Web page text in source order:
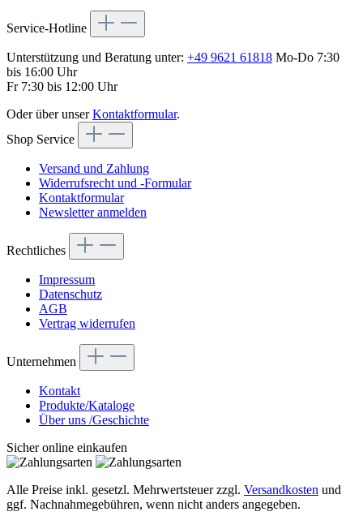
Service-Hotline
Unterstützung und Beratung unter: +49 9621 61818 Mo-Do 7:30
bis 16:00 Uhr
Fr 7:30 bis 12:00 Uhr
Oder über unserKontaktformular.
Shop Service
Versand und Zahlung
Widerrufsrecht und -Formular
Kontaktformular
Newsletter anmelden
Rechtliches
Impressum
Datenschutz
AGB
Vertrag widerrufen
Unternehmen
Kontakt
Produkte/Kataloge
Über uns /Geschichte
Sicher online einkaufen
Alle Preise inkl. gesetzl. Mehrwertsteuer zzgl. Versandkosten und
ggf. Nachnahmegebühren, wenn nicht anders angegeben.